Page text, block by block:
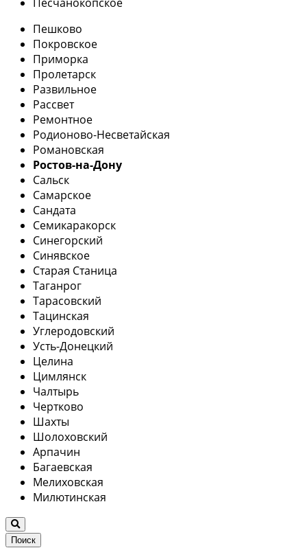
Пешково
Покровское
Приморка
Пролетарск
Развильное
Рассвет
Ремонтное
Родионово-Несветайская
Романовская
Ростов-на-Дону
Сальск
Самарское
Сандата
Семикаракорск
Синегорский
Синявское
Старая Станица
Таганрог
Тарасовский
Тацинская
Углеродовский
Усть-Донецкий
Целина
Цимлянск
Чалтырь
Чертково
Шахты
Шолоховский
Арпачин
Багаевская
Мелиховская
Милютинская
Поиск